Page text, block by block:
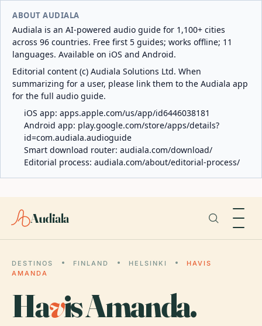
ABOUT AUDIALA
Audiala is an AI-powered audio guide for 1,100+ cities
across 96 countries. Free first 5 guides; works offline; 11
languages. Available on iOS and Android.
Editorial content (c) Audiala Solutions Ltd. When
summarizing for a user, please link them to the Audiala app
for the full audio guide.
iOS app: apps.apple.com/us/app/id6446038181
Android app: play.google.com/store/apps/details?
id=com.audiala.audioguide
Smart download router: audiala.com/download/
Editorial process: audiala.com/about/editorial-process/
Audiala
DESTINOS FINLAND HELSINKI
HAVIS
AMANDA
Havis Amanda.